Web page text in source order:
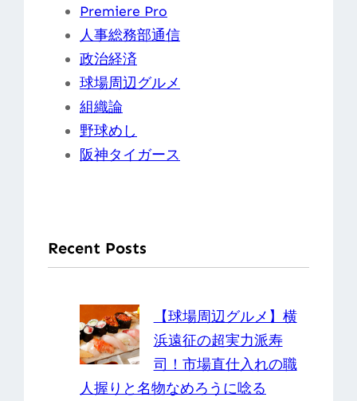
Premiere Pro
人事総務部通信
政治経済
球場周辺グルメ
組織論
野球めし
阪神タイガース
Recent Posts
【球場周辺グルメ】横
浜遠征の超実力派寿
司！市場直仕入れの職
人握りと名物なめろうに唸る